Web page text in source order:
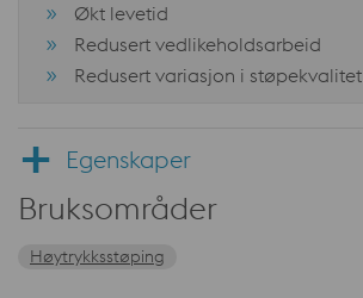
Økt levetid
Redusert vedlikeholdsarbeid
Redusert variasjon i støpekvalitet
Egenskaper
Bruksområder
Høytrykksstøping